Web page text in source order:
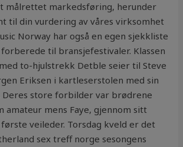
målrettet markedsføring, herunder
til din vurdering av våres virksomhet
Norway har også en egen sjekkliste
til bransjefestivaler. Klassen
to-hjulstrekk Detble seier til Steve
Eriksen i kartleserstolen med sin
Deres store forbilder var brødrene
amateur mens Faye, gjennom sitt
veileder. Torsdag kveld er det
sex treff norge sesongens